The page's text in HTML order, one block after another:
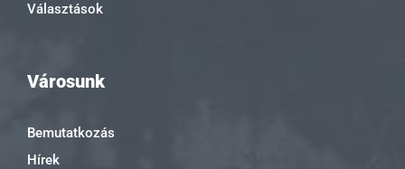
Választások
Városunk
Bemutatkozás
Hírek